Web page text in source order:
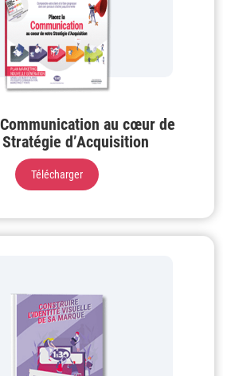
au cœur de
d’Acquisition
Télécharger